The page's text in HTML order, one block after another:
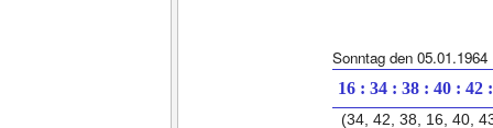
Sonntag den 05.01.1964
16 : 34 : 38 : 40 : 42
(34, 42, 38, 16, 40,